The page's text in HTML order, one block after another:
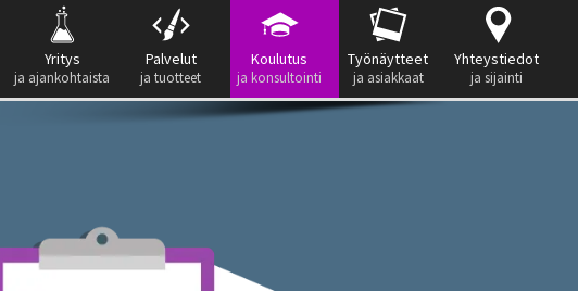
Yritys
ja ajankohtaista
Palvelut
ja tuotteet
Koulutus
ja konsultointi
Työnäytteet
ja asiakkaat
Yhteystiedot
ja sijainti